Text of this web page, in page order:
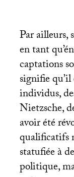
Par ailleurs,
en tant
captations
signifie
individus,
Nietzsche,
avoir été
qualificatifs
statufiée à
politique,